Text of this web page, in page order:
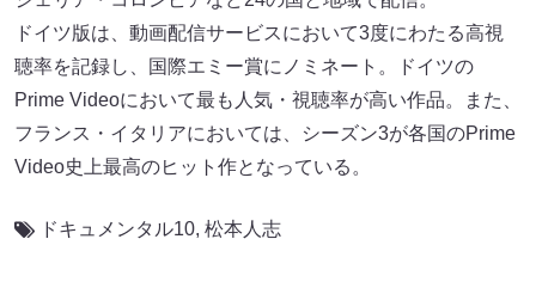
ドイツ版は、動画配信サービスにおいて3度にわたる高視
聴率を記録し、国際エミー賞にノミネート。ドイツの
Prime Videoにおいて最も人気・視聴率が高い作品。また、
フランス・イタリアにおいては、シーズン3が各国のPrime
Video史上最高のヒット作となっている。
ドキュメンタル10, 松本人志